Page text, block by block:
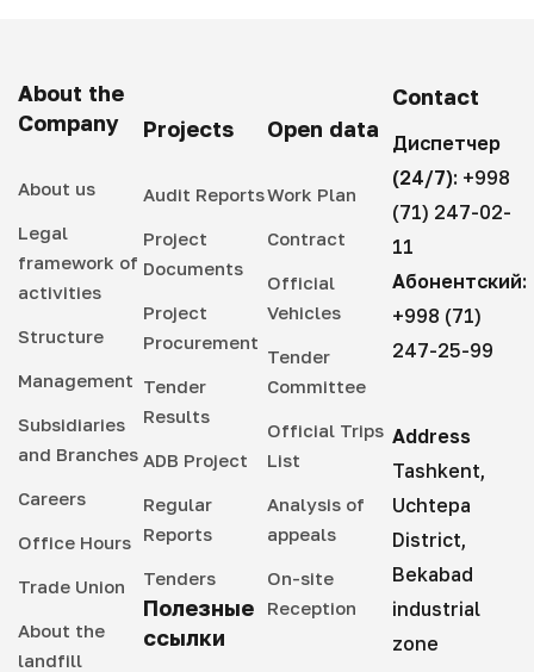
About the
Company
About us
Legal
framework of
activities
Structure
Management
Subsidiaries
and Branches
Careers
Office Hours
Trade Union
About the
landfill
Projects
Audit Reports
Project
Documents
Project
Procurement
Tender
Results
ADB Project
Regular
Reports
Tenders
Полезные
ссылки
Open data
Work Plan
Contract
Official
Vehicles
Tender
Committee
Official Trips
List
Analysis of
appeals
On-site
Reception
Contact
Диспетчер
(24/7): +998
(71) 247-02-
11
Абонентский:
+998 (71)
247-25-99
Address
Tashkent,
Uchtepa
District,
Bekabad
industrial
zone